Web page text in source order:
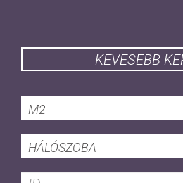
KEVESEBB
M2
HÁLÓSZOBA